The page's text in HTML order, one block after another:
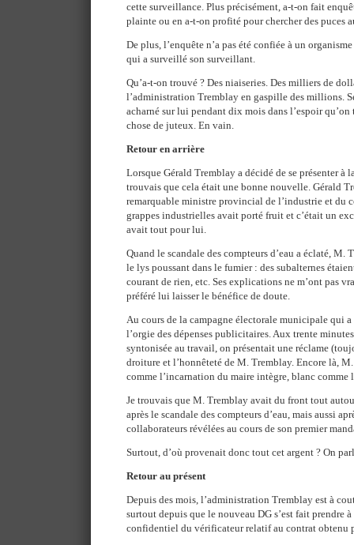
cette surveillance. Plus précisément, a-t-on fait
plainte ou en a-t-on profité pour chercher des puces
De plus, l’enquête n’a pas été confiée à un
qui a surveillé son surveillant.
Qu’a-t-on trouvé ? Des niaiseries. Des milliers de
l’administration Tremblay en gaspille des millions.
acharné sur lui pendant dix mois dans l’espoir
chose de juteux. En vain.
Retour en arrière
Lorsque Gérald Tremblay a décidé de se présenter à
trouvais que cela était une bonne nouvelle. Gérald
remarquable ministre provincial de l’industrie et du
grappes industrielles avait porté fruit et c’était un
avait tout pour lui.
Quand le scandale des compteurs d’eau a éclaté, M.
le lys poussant dans le fumier : des subalternes
courant de rien, etc. Ses explications ne m’ont pas
préféré lui laisser le bénéfice de doute.
Au cours de la campagne électorale municipale qui
l’orgie des dépenses publicitaires. Aux trente
syntonisée au travail, on présentait une réclame
droiture et l’honnêteté de M. Tremblay. Encore là,
comme l’incarnation du maire intègre, blanc comme
Je trouvais que M. Tremblay avait du front tout
après le scandale des compteurs d’eau, mais aussi
collaborateurs révélées au cours de son premier
Surtout, d’où provenait donc tout cet argent ? On
Retour au présent
Depuis des mois, l’administration Tremblay est à
surtout depuis que le nouveau DG s’est fait prendre
confidentiel du vérificateur relatif au contrat obtenu